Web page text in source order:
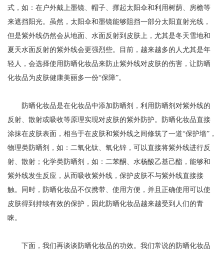
式，如：在户外戴上墨镜、帽子、撑起太阳伞和利用树荫、房檐等
来遮挡阳光。虽然，太阳伞和墨镜能够阻挡一部分太阳直射光线，
但是紫外线仍然会从地面、水面反射到皮肤上，尤其是冬天雪地和
夏天水面反射的紫外线会更强烈些。目前，越来越多的人尤其是年
轻人，会选择使用防晒化妆品来防止紫外线对皮肤的伤害，让防晒
化妆品为皮肤健康美丽多一份“保障”。
防晒化妆品是在化妆品中添加防晒剂，利用防晒剂对紫外线的
反射、散射或吸收等原理实现对皮肤的紫外防护。防晒化妆品直接
涂抹在皮肤表面，相当于在皮肤和紫外线之间修筑了一道“保护墙”，
物理类防晒剂，如：二氧化钛、氧化锌，可以直接将紫外线进行反
射、散射；化学类防晒剂，如：二苯酮、水杨酸乙基己酯，能够和
紫外线发生反应，从而吸收紫外线，保护皮肤不与紫外线直接接
触。同时，防晒化妆品不仅携带、使用方便，并且正确使用可以使
皮肤得到持续有效的保护，因此防晒化妆品越来越受到人们的青
睐。
下面，我们再谈谈防晒化妆品的功效。我们常说的防晒化妆品